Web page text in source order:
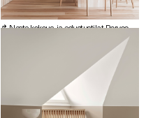
↱ Neste kokous-ja edustustilat Porvoo